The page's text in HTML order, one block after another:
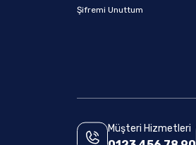
Şifremi Unuttum
Müşteri Hizmetleri